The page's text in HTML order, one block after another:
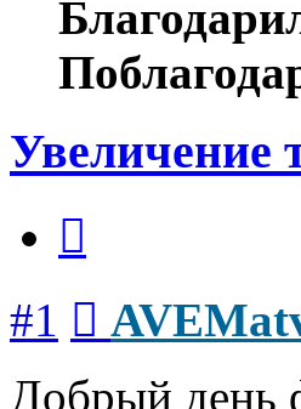
Увеличение
#1
Добрый день